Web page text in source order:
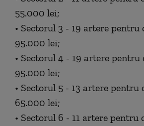
55.000 lei;
• Sectorul 3 - 19 artere
95.000 lei;
• Sectorul 4 - 19 artere
95.000 lei;
• Sectorul 5 - 13 artere
65.000 lei;
• Sectorul 6 - 11 artere